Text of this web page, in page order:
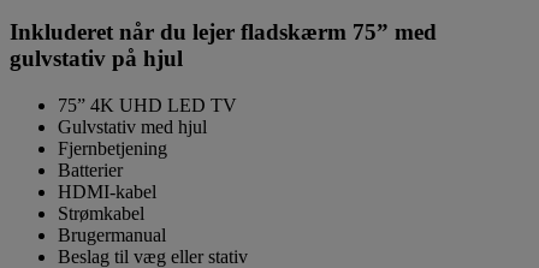
Inkluderet når du lejer fladskærm 75” med
gulvstativ på hjul
75” 4K UHD LED TV
Gulvstativ med hjul
Fjernbetjening
Batterier
HDMI-kabel
Strømkabel
Brugermanual
Beslag til væg eller stativ